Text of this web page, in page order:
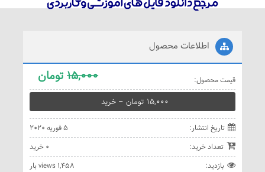
اطلاعات محصول
قيمت محصول: 15,000تومان
15,000 تومان – خريد
تاريخ انتشار:
5 فوریه 2020
تعداد خريد:
0 خريد
بازديد:
1,458 views بار